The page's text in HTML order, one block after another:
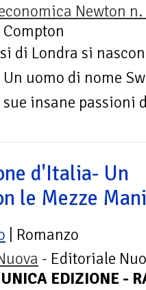
Newton
di Londra si
uomo di nome
insane passioni
d'Italia- Un
le Mezze
| Romanzo
- Editoriale
EDIZIONE -